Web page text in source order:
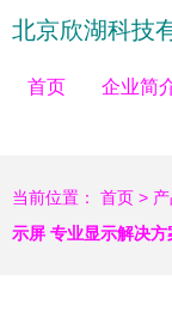
北京欣湖科技
首页 企业简
当前位置： 首页 >
示屏 专业显示解决